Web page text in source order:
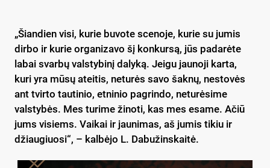
„Šiandien visi, kurie buvote scenoje, kurie su jumis
dirbo ir kurie organizavo šį konkursą, jūs padarėte
labai svarbų valstybinį dalyką. Jeigu jaunoji karta,
kuri yra mūsų ateitis, neturės savo šaknų, nestovės
ant tvirto tautinio, etninio pagrindo, neturėsime
valstybės. Mes turime žinoti, kas mes esame. Ačiū
jums visiems. Vaikai ir jaunimas, aš jumis tikiu ir
džiaugiuosi“, – kalbėjo L. Dabužinskaitė.